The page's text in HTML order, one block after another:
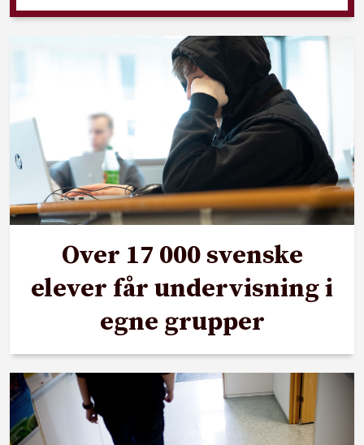
Over 17 000 svenske
elever får undervisning i
egne grupper